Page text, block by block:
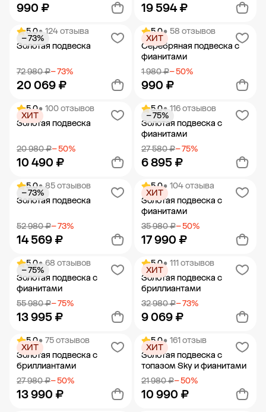
990 ₽
Добавить в корзину
19 594 ₽
Добавить в корзину
5.0• 124 отзыва
Золотая подвеска
72 980 ₽− 73%
20 069 ₽
− 73%
Добавить в корзину
5.0• 58 отзывов
Серебряная подвеска с
фианитами
1 980 ₽− 50%
990 ₽
ХИТ
Добавить в корзину
5.0• 100 отзывов
Золотая подвеска
20 980 ₽− 50%
10 490 ₽
ХИТ
Добавить в корзину
5.0• 116 отзывов
Золотая подвеска с
фианитами
27 580 ₽− 75%
6 895 ₽
− 75%
Добавить в корзину
5.0• 85 отзывов
Золотая подвеска
52 980 ₽− 73%
14 569 ₽
− 73%
Добавить в корзину
5.0• 104 отзыва
Золотая подвеска с
фианитами
35 980 ₽− 50%
17 990 ₽
ХИТ
Добавить в корзину
5.0• 68 отзывов
Золотая подвеска с
фианитами
55 980 ₽− 75%
13 995 ₽
− 75%
Добавить в корзину
5.0• 111 отзывов
Золотая подвеска с
бриллиантами
32 980 ₽− 73%
9 069 ₽
ХИТ
Добавить в корзину
5.0• 75 отзывов
Золотая подвеска с
бриллиантами
27 980 ₽− 50%
13 990 ₽
ХИТ
5.0• 161 отзыв
Золотая подвеска с
топазом Sky и фианитами
21 980 ₽− 50%
10 990 ₽
ХИТ